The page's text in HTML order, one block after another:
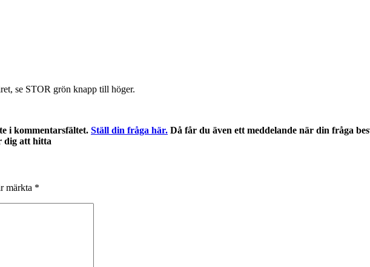
se STOR grön knapp till höger.
i kommentarsfältet. Ställ din fråga här. Då får du även ett meddelande när din fråga
dig att hitta
märkta *